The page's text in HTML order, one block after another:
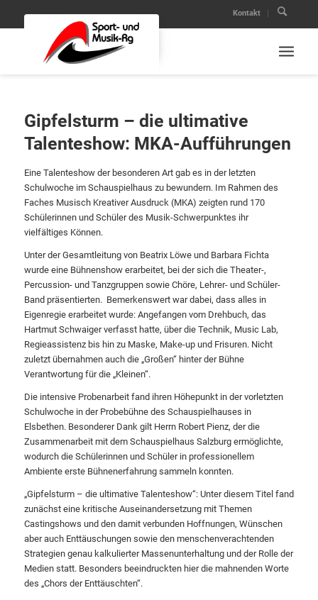
Kontakt
Gipfelsturm – die ultimative
Talenteshow: MKA-Aufführungen
Eine Talenteshow der besonderen Art gab es in der letzten
Schulwoche im Schauspielhaus zu bewundern. Im Rahmen des
Faches Musisch Kreativer Ausdruck (MKA) zeigten rund 170
Schülerinnen und Schüler des Musik-Schwerpunktes ihr
vielfältiges Können.
Unter der Gesamtleitung von Beatrix Löwe und Barbara Fichta
wurde eine Bühnenshow erarbeitet, bei der sich die Theater-,
Percussion- und Tanzgruppen sowie Chöre, Lehrer- und Schüler-
Band präsentierten. Bemerkenswert war dabei, dass alles in
Eigenregie erarbeitet wurde: Angefangen vom Drehbuch, das
Hartmut Schwaiger verfasst hatte, über die Technik, Music Lab,
Regieassistenz bis hin zu Maske, Make-up und Frisuren. Nicht
zuletzt übernahmen auch die „Großen“ hinter der Bühne
Verantwortung für die „Kleinen“.
Die intensive Probenarbeit fand ihren Höhepunkt in der vorletzten
Schulwoche in der Probebühne des Schauspielhauses in
Elsbethen. Besonderer Dank gilt Herrn Robert Pienz, der die
Zusammenarbeit mit dem Schauspielhaus Salzburg ermöglichte,
wodurch die Schülerinnen und Schüler in professionellem
Ambiente erste Bühnenerfahrung sammeln konnten.
„Gipfelsturm – die ultimative Talenteshow“: Unter diesem Titel fand
zunächst eine kritische Auseinandersetzung mit Themen
Castingshows und den damit verbunden Hoffnungen, Wünschen
aber auch Enttäuschungen sowie den menschenverachtenden
Strategien genau kalkulierter Massenunterhaltung und der Rolle der
Medien statt. Besonders beeindruckten hier die mahnenden Worte
des „Chors der Enttäuschten“.